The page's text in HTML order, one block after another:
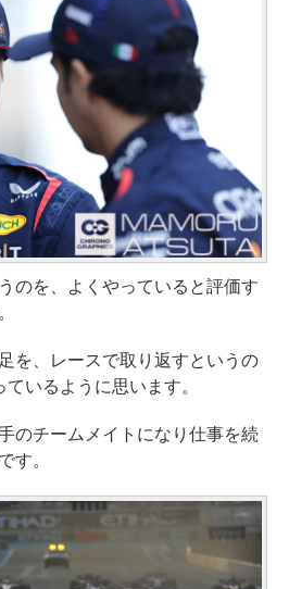
のを、よくやっていると評価す
を、レースで取り返すというの
いるように思います。
のチームメイトになり仕事を続
す。